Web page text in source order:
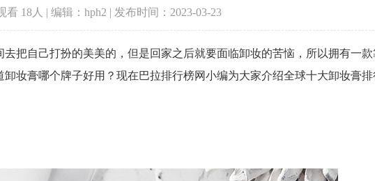
看 18 人 | 编辑：hph2 | 发布时间：2023-03-23
自己打扮的美美的，但是回家之后就要面临卸妆的苦恼，所以拥有一款
卸妆膏哪个牌子好用？现在巴拉排行榜网小编为大家介绍全球十大卸妆膏排